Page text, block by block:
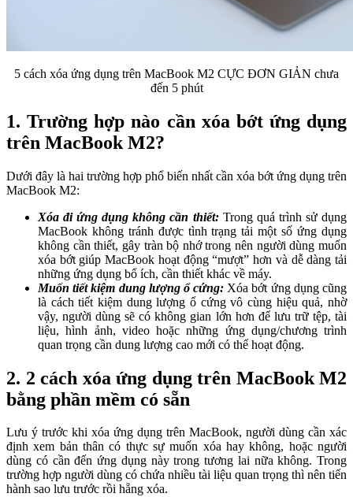
5 cách xóa ứng dụng trên MacBook M2 CỰC ĐƠN GIẢN chưa
đến 5 phút
1. Trường hợp nào cần xóa bớt ứng dụng
trên MacBook M2?
Dưới đây là hai trường hợp phổ biến nhất cần xóa bớt ứng dụng trên
MacBook M2:
Xóa đi ứng dụng không cần thiết:Trong quá trình sử dụng
MacBook không tránh được tình trạng tải một số ứng dụng
không cần thiết, gây tràn bộ nhớ trong nên người dùng muốn
xóa bớt giúp MacBook hoạt động “mượt” hơn và dễ dàng tải
những ứng dụng bổ ích, cần thiết khác về máy.
Muốn tiết kiệm dung lượng ổ cứng: Xóa bớt ứng dụng cũng
là cách tiết kiệm dung lượng ổ cứng vô cùng hiệu quả, nhờ
vậy, người dùng sẽ có không gian lớn hơn để lưu trữ tệp, tài
liệu, hình ảnh, video hoặc những ứng dụng/chương trình
quan trọng cần dung lượng cao mới có thể hoạt động.
2. 2 cách xóa ứng dụng trên MacBook M2
bằng phần mềm có sẵn
Lưu ý trước khi xóa ứng dụng trên MacBook, người dùng cần xác
định xem bản thân có thực sự muốn xóa hay không, hoặc người
dùng có cần đến ứng dụng này trong tương lai nữa không. Trong
trường hợp người dùng có chứa nhiều tài liệu quan trọng thì nên tiến
hành sao lưu trước rồi hẵng xóa.